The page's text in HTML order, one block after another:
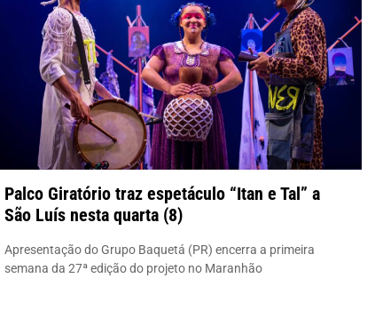
Palco Giratório traz espetáculo “Itan e Tal” a
São Luís nesta quarta (8)
Apresentação do Grupo Baquetá (PR) encerra a primeira
semana da 27ª edição do projeto no Maranhão